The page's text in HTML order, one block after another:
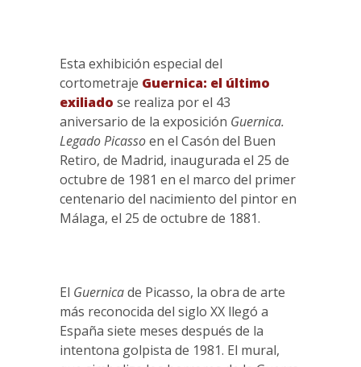
Esta exhibición especial del
cortometraje Guernica: el último
exiliado se realiza por el 43
aniversario de la exposición Guernica.
Legado Picassoen el Casón del Buen
Retiro, de Madrid, inaugurada el 25 de
octubre de 1981 en el marco del primer
centenario del nacimiento del pintor en
Málaga, el 25 de octubre de 1881.
El Guernicade Picasso, la obra de arte
más reconocida del siglo XX llegó a
España siete meses después de la
intentona golpista de 1981. El mural,